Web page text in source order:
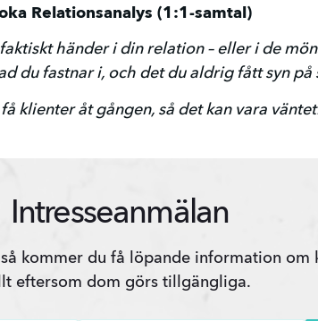
Relationsanalys (1:1-samtal)
händer i din relation – eller i de
du fastnar i, och det du aldrig fått syn på
klienter åt gången, så det kan vara
Intresseanmälan
kommer du få löpande information
eftersom dom görs tillgängliga.